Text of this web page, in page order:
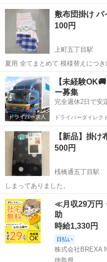
したので柔軟剤が少し香るかも、
ますm(_ _)m
高知 高知市 枡形駅 寝
敷
100円
上町五丁目駅
夏用 全てまとめて 模様替えに
高知 高知市 上町五丁目駅
【未経験
ー募集
完全週休2日で安
ドライバーダイレクト
【新品】掛け
500円
桟橋通五丁目駅
しまってありました。
高知 高知市 桟橋通五丁
≪月収29万円
助
時給1,330円
日払い
株式会社BREXA
徳島県